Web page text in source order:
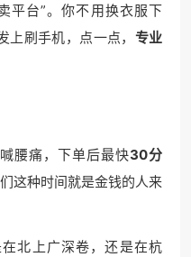
平台”。你不用换衣服下
刷手机，点一点， 专业
腰痛，下单后最快30分
这种时间就是金钱的人来
北上广深卷，还是在杭